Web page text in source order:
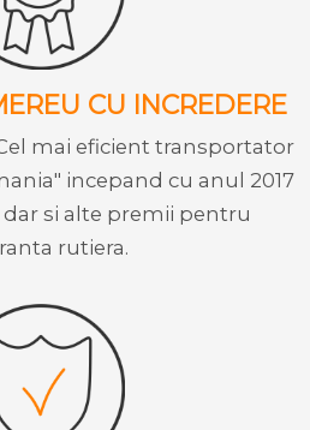
CU INCREDERE
mai eficient transportator
incepand cu anul 2017
si alte premii pentru
rutiera.